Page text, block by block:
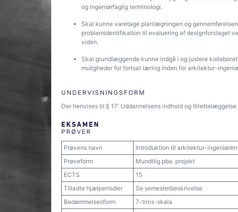
og ingeniørfaglig terminologi.
Skal kunne varetage planlægningen og
problemidentifikation til evaluering af designforslaget
viden.
Skal grundlæggende kunne indgå i og justere
muligheder for fortsat læring inden for arkitektur-
UNDERVISNINGSFORM
Der henvises til § 17: Uddannelsens indhold og tilrettelæggelse
EKSAMEN
PRØVER
Prøvens navn
Introduktion til arkitektur-
Prøveform
Mundtlig pba. projekt
ECTS
15
Tilladte hjælpemidler
Se semesterbeskrivelse
Bedømmelsesform
7-trins-skala